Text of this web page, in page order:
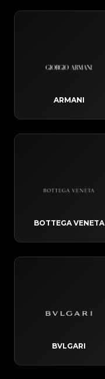
ARMANI
BOTTEGA VENETA
BVLGARI